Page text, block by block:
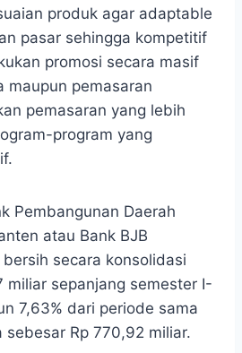
produk agar adaptable
pasar sehingga kompetitif
promosi secara masif
maupun pemasaran
pemasaran yang lebih
program yang
Pembangunan Daerah
atau Bank BJB
secara konsolidasi
miliar sepanjang semester I-
7,63% dari periode sama
Rp 770,92 miliar.